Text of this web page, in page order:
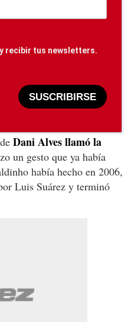
recibir tus newsletters.
SUSCRIBIRSE
Dani Alves llamó la
un gesto que ya había
había hecho en 2006,
Luis Suárez y terminó